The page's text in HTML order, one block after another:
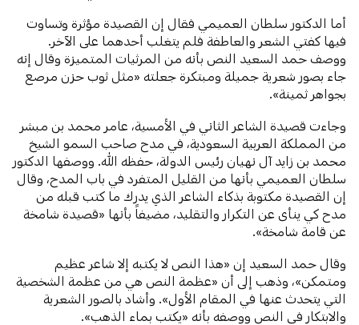
أما الدكتور سلطان العميمي فقال إن القصيدة مؤثرة وتساوت
فيها كفتي الشعر والعاطفة فلم يتغلب أحدهما على الآخر.
ووصف حمد السعيد النص بأنه من المرثيات المتميزة وقال إنه
جاء بصور شعرية جميلة ومبتكرة جعلته «مثل ثوب حزن مرصع
بجواهر ثمينة».
وجاءت قصيدة الشاعر الثاني في الأمسية، عامر محمد بن مبشر
من المملكة العربية السعودية، في مدح صاحب السمو الشيخ
محمد بن زايد آل نهيان رئيس الدولة، حفظه الله. ووصفها الدكتور
سلطان العميمي بأنها من القليل المتفرد في باب المدح، وقال
إن القصيدة مكتوبة بذكاء الشاعر الذي يدرك ما كتب قبله من
مدح كي ينأى عن التكرار والتقليد، مضيفاً بأنها «قصيدة شامخة
عن قامة شامخة».
وقال حمد السعيد إن «هذا النص لا يكتبه إلا شاعر عظيم
ومتمكن»، وذهب إلى أن «عظمة النص هي من عظمة الشخصية
التي يتحدث عنها في المقام الأول». وأشاد بالصور الشعرية
والابتكار في النص ووصفه بأنه «يكتب بماء الذهب».